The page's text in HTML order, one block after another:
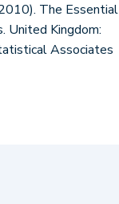
The Essential
United Kingdom:
Associates